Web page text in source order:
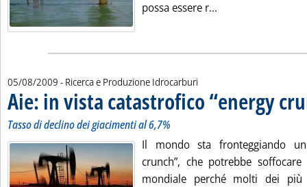
possa essere r...
05/08/2009 - Ricerca e Produzione Idrocarburi
Aie: in vista catastrofico “energy
Tasso di declino dei giacimenti al 6,7%
Il mondo sta fronteggiando un
crunch”, che potrebbe
mondiale perché molti dei